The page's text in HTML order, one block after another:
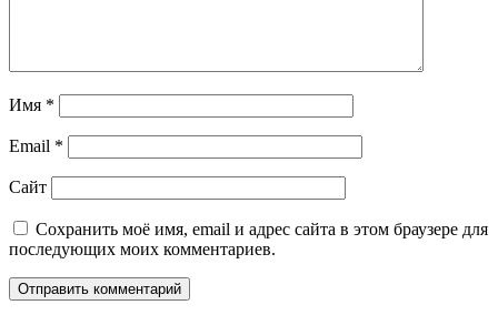
Имя *
Email *
Сайт
Сохранить моё имя, email и адрес сайта в этом браузере для
последующих моих комментариев.